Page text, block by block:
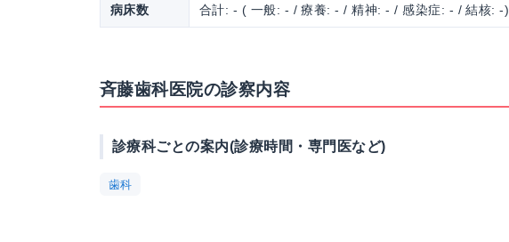
病床数 合計: - ( 一般: - / 療養: - / 精神: - / 感染症: - / 結核: -)
斉藤歯科医院の診察内容
診療科ごとの案内(診療時間・専門医など)
歯科